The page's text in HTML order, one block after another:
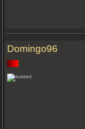
Domingo96